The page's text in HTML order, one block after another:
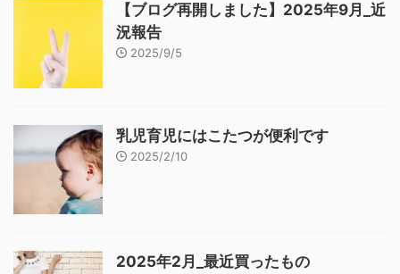
【ブログ再開しました】2025年9月_近
況報告
2025/9/5
乳児育児にはこたつが便利です
2025/2/10
2025年2月_最近買ったもの